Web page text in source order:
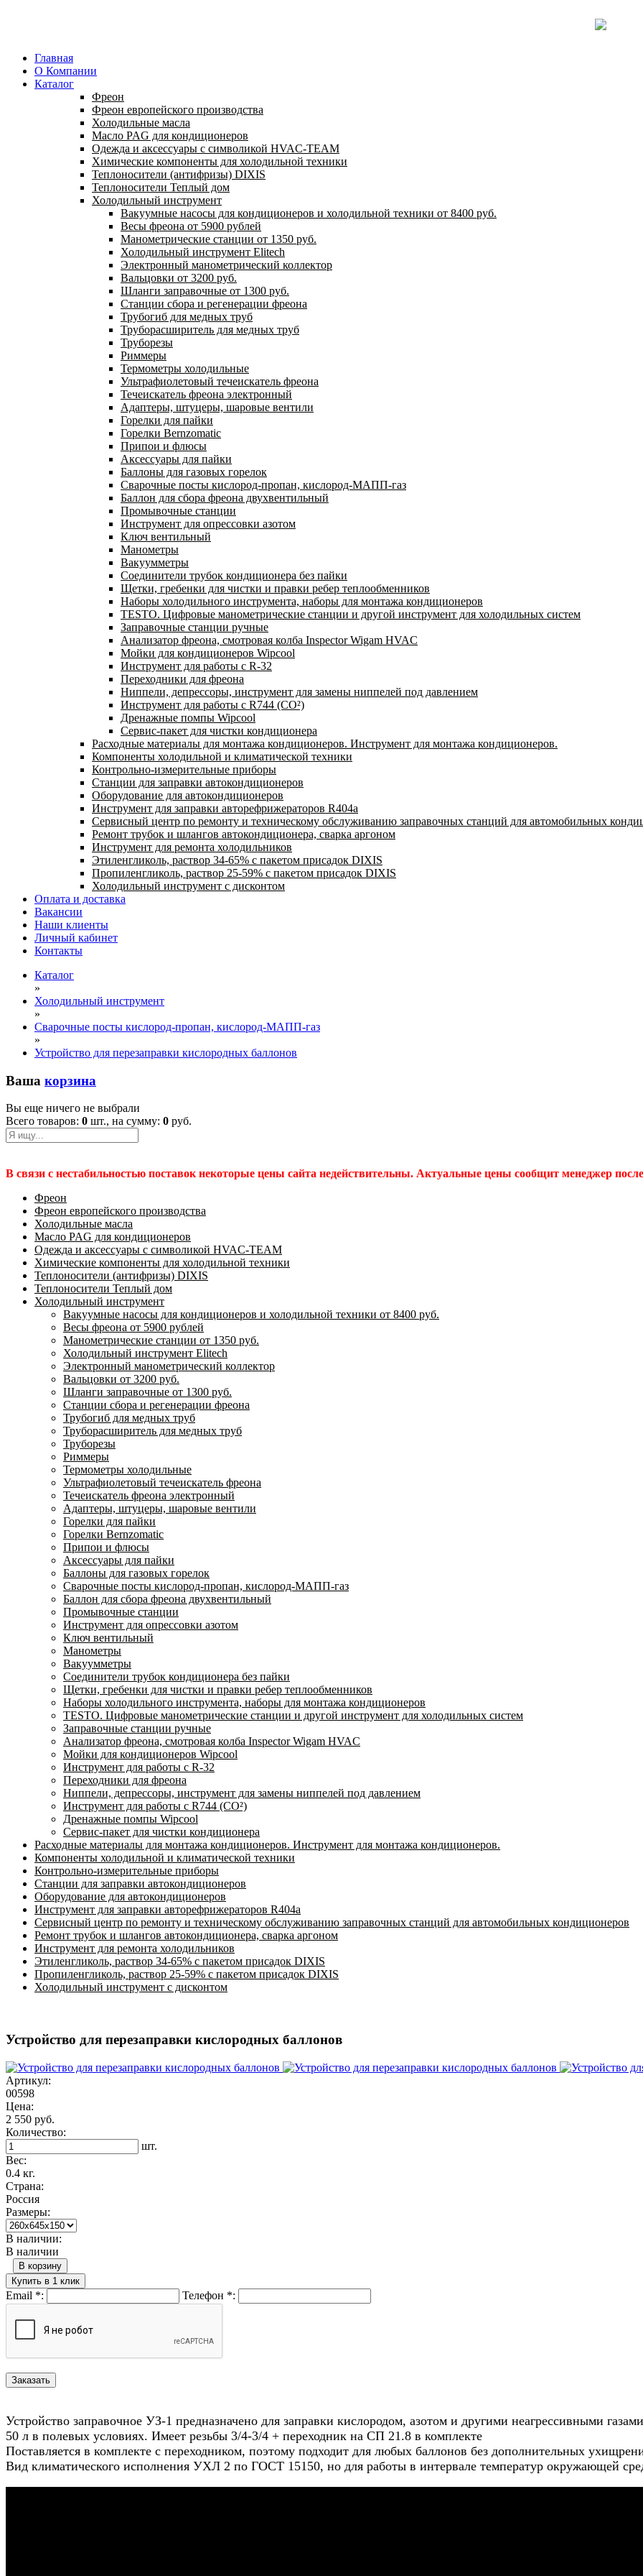
Главная
О Компании
Каталог
Фреон
Фреон европейского производства
Холодильные масла
Масло PAG для кондиционеров
Одежда и аксессуары с символикой HVAC-TEAM
Химические компоненты для холодильной техники
Теплоносители (антифризы) DIXIS
Теплоносители Теплый дом
Холодильный инструмент
Вакуумные насосы для кондиционеров и холодильной техники от 8400 руб.
Весы фреона от 5900 рублей
Манометрические станции от 1350 руб.
Холодильный инструмент Elitech
Электронный манометрический коллектор
Вальцовки от 3200 руб.
Шланги заправочные от 1300 руб.
Станции сбора и регенерации фреона
Трубогиб для медных труб
Труборасширитель для медных труб
Труборезы
Риммеры
Термометры холодильные
Ультрафиолетовый течеискатель фреона
Течеискатель фреона электронный
Адаптеры, штуцеры, шаровые вентили
Горелки для пайки
Горелки Bernzomatic
Припои и флюсы
Аксессуары для пайки
Баллоны для газовых горелок
Сварочные посты кислород-пропан, кислород-МАПП-газ
Баллон для сбора фреона двухвентильный
Промывочные станции
Инструмент для опрессовки азотом
Ключ вентильный
Манометры
Вакуумметры
Соединители трубок кондиционера без пайки
Щетки, гребенки для чистки и правки ребер теплообменников
Наборы холодильного инструмента, наборы для монтажа кондиционеров
TESTO. Цифровые манометрические станции и другой инструмент для холодильных систем
Заправочные станции ручные
Анализатор фреона, смотровая колба Inspector Wigam HVAC
Мойки для кондиционеров Wipcool
Инструмент для работы с R-32
Переходники для фреона
Ниппели, депрессоры, инструмент для замены ниппелей под давлением
Инструмент для работы с R744 (CO²)
Дренажные помпы Wipcool
Сервис-пакет для чистки кондиционера
Расходные материалы для монтажа кондиционеров. Инструмент для монтажа кондиционеров.
Компоненты холодильной и климатической техники
Контрольно-измерительные приборы
Станции для заправки автокондиционеров
Оборудование для автокондиционеров
Инструмент для заправки авторефрижераторов R404a
Сервисный центр по ремонту и техническому обслуживанию заправочных станций для автомобильных
Ремонт трубок и шлангов автокондиционера, сварка аргоном
Инструмент для ремонта холодильников
Этиленгликоль, раствор 34-65% с пакетом присадок DIXIS
Пропиленгликоль, раствор 25-59% с пакетом присадок DIXIS
Холодильный инструмент с дисконтом
Оплата и доставка
Вакансии
Наши клиенты
Личный кабинет
Контакты
Каталог
»
Холодильный инструмент
»
Сварочные посты кислород-пропан, кислород-МАПП-газ
»
Устройство для перезаправки кислородных баллонов
Ваша корзина
Вы еще ничего не выбрали
Всего товаров: 0 шт., на сумму: 0 руб.
В связи с нестабильностью поставок некоторые цены сайта недействительны. Актуальные цены сообщит менеджер
Фреон
Фреон европейского производства
Холодильные масла
Масло PAG для кондиционеров
Одежда и аксессуары с символикой HVAC-TEAM
Химические компоненты для холодильной техники
Теплоносители (антифризы) DIXIS
Теплоносители Теплый дом
Холодильный инструмент
Вакуумные насосы для кондиционеров и холодильной техники от 8400 руб.
Весы фреона от 5900 рублей
Манометрические станции от 1350 руб.
Холодильный инструмент Elitech
Электронный манометрический коллектор
Вальцовки от 3200 руб.
Шланги заправочные от 1300 руб.
Станции сбора и регенерации фреона
Трубогиб для медных труб
Труборасширитель для медных труб
Труборезы
Риммеры
Термометры холодильные
Ультрафиолетовый течеискатель фреона
Течеискатель фреона электронный
Адаптеры, штуцеры, шаровые вентили
Горелки для пайки
Горелки Bernzomatic
Припои и флюсы
Аксессуары для пайки
Баллоны для газовых горелок
Сварочные посты кислород-пропан, кислород-МАПП-газ
Баллон для сбора фреона двухвентильный
Промывочные станции
Инструмент для опрессовки азотом
Ключ вентильный
Манометры
Вакуумметры
Соединители трубок кондиционера без пайки
Щетки, гребенки для чистки и правки ребер теплообменников
Наборы холодильного инструмента, наборы для монтажа кондиционеров
TESTO. Цифровые манометрические станции и другой инструмент для холодильных систем
Заправочные станции ручные
Анализатор фреона, смотровая колба Inspector Wigam HVAC
Мойки для кондиционеров Wipcool
Инструмент для работы с R-32
Переходники для фреона
Ниппели, депрессоры, инструмент для замены ниппелей под давлением
Инструмент для работы с R744 (CO²)
Дренажные помпы Wipcool
Сервис-пакет для чистки кондиционера
Расходные материалы для монтажа кондиционеров. Инструмент для монтажа кондиционеров.
Компоненты холодильной и климатической техники
Контрольно-измерительные приборы
Станции для заправки автокондиционеров
Оборудование для автокондиционеров
Инструмент для заправки авторефрижераторов R404a
Сервисный центр по ремонту и техническому обслуживанию заправочных станций для автомобильных кондиционеров
Ремонт трубок и шлангов автокондиционера, сварка аргоном
Инструмент для ремонта холодильников
Этиленгликоль, раствор 34-65% с пакетом присадок DIXIS
Пропиленгликоль, раствор 25-59% с пакетом присадок DIXIS
Холодильный инструмент с дисконтом
Устройство для перезаправки кислородных баллонов
Артикул:
00598
Цена:
2 550 руб.
Количество:
шт.
Вес:
0.4 кг.
Страна:
Россия
Размеры:
В наличии:
В наличии
В корзину
Купить в 1 клик
Email *: Телефон *:
Устройство заправочное УЗ-1 предназначено для заправки кислородом, азотом и другими неагрессивными
50 л в полевых условиях. Имеет резьбы 3/4-3/4 + переходник на СП 21.8 в комплекте
Поставляется в комплекте с переходником, поэтому подходит для любых баллонов без дополнительных
Вид климатического исполнения УХЛ 2 по ГОСТ 15150, но для работы в интервале температур окружающей